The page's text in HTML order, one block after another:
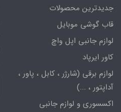
جدیدترین محصولات
قاب گوشی موبایل
لوازم جانبی اپل واچ
کاور ایرپاد
لوازم برقی (شارژر ، کابل ، پاور ،
آداپتور ، ...)
اکسسوری و لوازم جانبی